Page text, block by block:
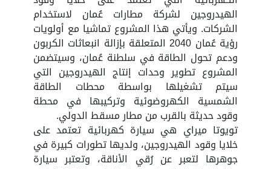
الهيدروجين لشركة مطارات عُمان لاستخدام
الشركات. ويأتي هذا المشروع تماشيا مع أولويات
رؤية عُمان 2040 المتعلقة بإزالة انبعاثات الكربون
ودعم تحول الطاقة في سلطنة عُمان، وسيتضمن
المشروع تطوير وحدات إنتاج الهيدروجين التي
سيتم تشغيلها بواسطة محطات الطاقة
الشمسية الكهروضوئية وتركيبها في محطة
وقود حديثة بالقرب من مطار مسقط الدولي.
تويوتا ميراي هي سيارة كهربائية تعتمد على
خلايا وقود الهيدروجين، ولديها تطورات كبيرة في
جوهرها لتعبر عن رُقي الأناقة، وتعتبر سيارة